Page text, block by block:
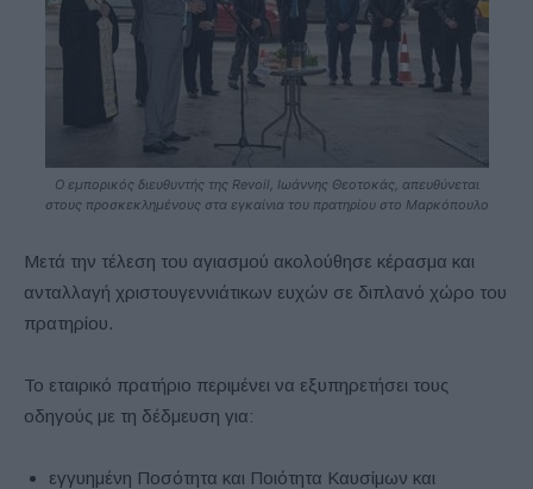
Ο εμπορικός διευθυντής της Revoil, Ιωάννης Θεοτοκάς, απευθύνεται
στους προσκεκλημένους στα εγκαίνια του πρατηρίου στο Μαρκόπουλο
Μετά την τέλεση του αγιασμού ακολούθησε κέρασμα και
ανταλλαγή χριστουγεννιάτικων ευχών σε διπλανό χώρο του
πρατηρίου.
Το εταιρικό πρατήριο περιμένει να εξυπηρετήσει τους
οδηγούς με τη δέδμευση για:
εγγυημένη Ποσότητα και Ποιότητα Καυσίμων και